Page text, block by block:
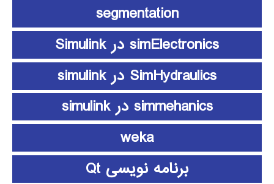
segmentation
simElectronics در Simulink
SimHydraulics در simulink
simmehanics در simulink
weka
برنامه نویسی Qt